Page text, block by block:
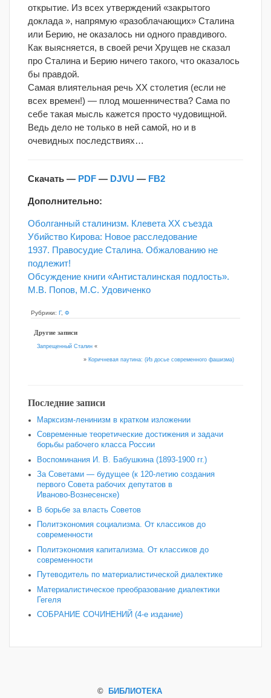
открытие. Из всех утверждений «закрытого
доклада », напрямую «разоблачающих» Сталина
или Берию, не оказалось ни одного правдивого.
Как выясняется, в своей речи Хрущев не сказал
про Сталина и Берию ничего такого, что оказалось
бы правдой.
Самая влиятельная речь XX столетия (если не
всех времен!) — плод мошенничества? Сама по
себе такая мысль кажется просто чудовищной.
Ведь дело не только в ней самой, но и в
очевидных последствиях…
Скачать — PDF — DJVU — FB2
Дополнительно:
Оболганный сталинизм. Клевета XX съезда
Убийство Кирова: Новое расследование
1937. Правосудие Сталина. Обжалованию не
подлежит!
Обсуждение книги «Антисталинская подлость».
М.В. Попов, М.С. Удовиченко
Рубрики: Г, Ф
Другие записи
Запрещенный Сталин «
» Коричневая паутина: (Из досье современного фашизма)
Последние записи
Марксизм-ленинизм в кратком изложении
Современные теоретические достижения и задачи
борьбы рабочего класса России
Воспоминания И. В. Бабушкина (1893-1900 гг.)
За Советами — будущее (к 120‑летию создания
первого Совета рабочих депутатов в
Иваново‑Вознесенске)
В борьбе за власть Советов
Политэкономия социализма. От классиков до
современности
Политэкономия капитализма. От классиков до
современности
Путеводитель по материалистической диалектике
Материалистическое преобразование диалектики
Гегеля
СОБРАНИЕ СОЧИНЕНИЙ (4-е издание)
© БИБЛИОТЕКА